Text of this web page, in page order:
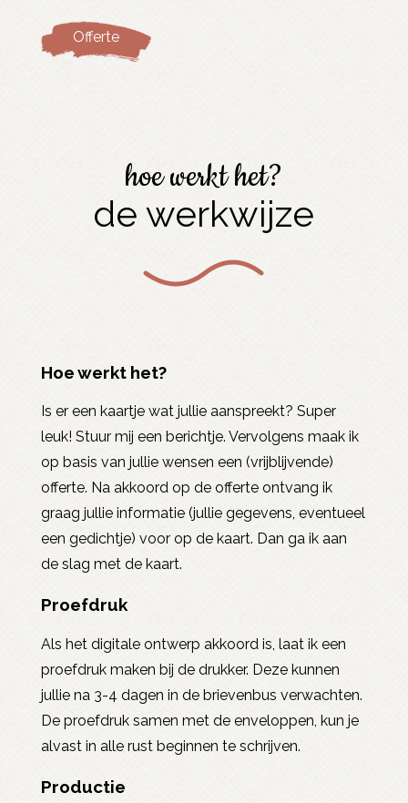
Offerte
hoe werkt het?
de werkwijze
Hoe werkt het?
Is er een kaartje wat jullie aanspreekt? Super
leuk! Stuur mij een berichtje. Vervolgens maak ik
op basis van jullie wensen een (vrijblijvende)
offerte. Na akkoord op de offerte ontvang ik
graag jullie informatie (jullie gegevens, eventueel
een gedichtje) voor op de kaart. Dan ga ik aan
de slag met de kaart.
Proefdruk
Als het digitale ontwerp akkoord is, laat ik een
proefdruk maken bij de drukker. Deze kunnen
jullie na 3-4 dagen in de brievenbus verwachten.
De proefdruk samen met de enveloppen, kun je
alvast in alle rust beginnen te schrijven.
Productie